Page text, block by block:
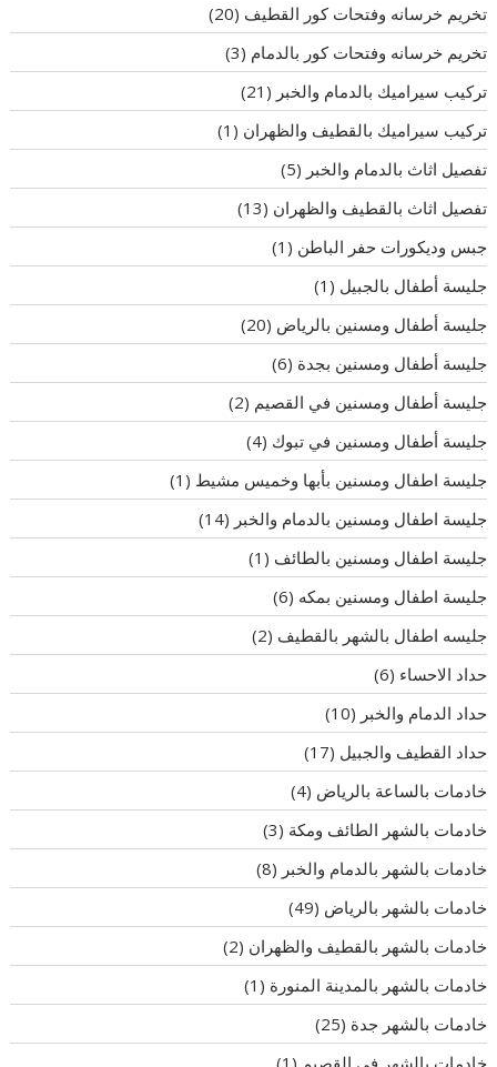
تخريم خرسانه وفتحات كور القطيف (20)
تخريم خرسانه وفتحات كور بالدمام (3)
تركيب سيراميك بالدمام والخبر (21)
تركيب سيراميك بالقطيف والظهران (1)
تفصيل اثاث بالدمام والخبر (5)
تفصيل اثاث بالقطيف والظهران (13)
جبس وديكورات حفر الباطن (1)
جليسة أطفال بالجبيل (1)
جليسة أطفال ومسنين بالرياض (20)
جليسة أطفال ومسنين بجدة (6)
جليسة أطفال ومسنين في القصيم (2)
جليسة أطفال ومسنين في تبوك (4)
جليسة اطفال ومسنين بأبها وخميس مشيط (1)
جليسة اطفال ومسنين بالدمام والخبر (14)
جليسة اطفال ومسنين بالطائف (1)
جليسة اطفال ومسنين بمكه (6)
جليسه اطفال بالشهر بالقطيف (2)
حداد الاحساء (6)
حداد الدمام والخبر (10)
حداد القطيف والجبيل (17)
خادمات بالساعة بالرياض (4)
خادمات بالشهر الطائف ومكة (3)
خادمات بالشهر بالدمام والخبر (8)
خادمات بالشهر بالرياض (49)
خادمات بالشهر بالقطيف والظهران (2)
خادمات بالشهر بالمدينة المنورة (1)
خادمات بالشهر جدة (25)
خادمات بالشهر في القصيم (1)